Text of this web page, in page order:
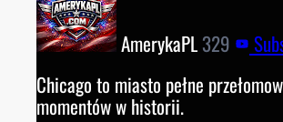
AmerykaPL329
Chicago to miasto pełne
momentów w historii.